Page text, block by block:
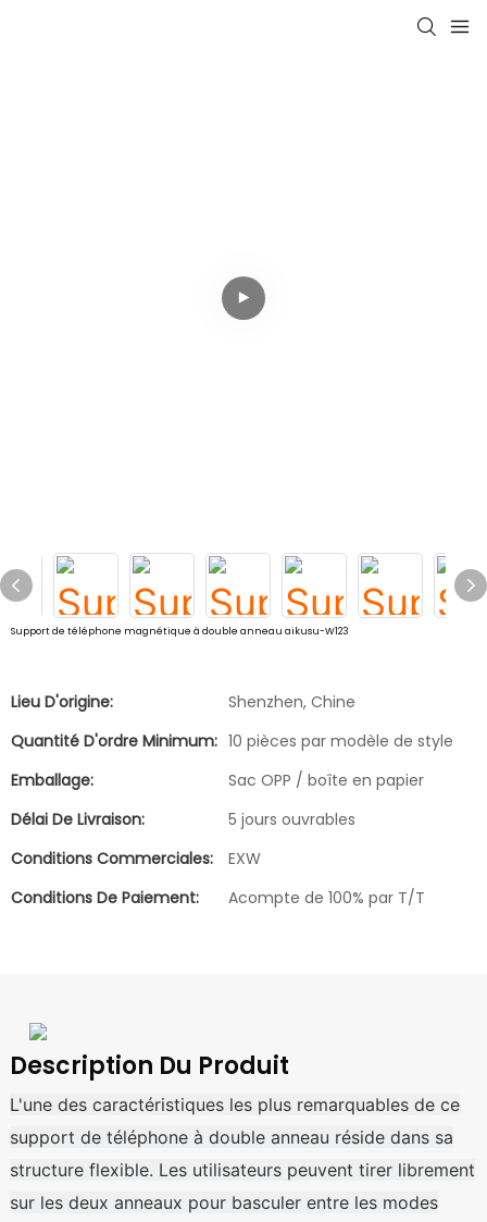
Support de téléphone magnétique à double anneau aikusu-W123
Lieu D'origine:
Shenzhen, Chine
Quantité D'ordre Minimum: 10 pièces par modèle de style
Emballage:
Sac OPP / boîte en papier
Délai De Livraison:
5 jours ouvrables
Conditions Commerciales:
EXW
Conditions De Paiement:
Acompte de 100% par T/T
Description Du Produit
L'une des caractéristiques les plus remarquables de ce
support de téléphone à double anneau réside dans sa
structure flexible. Les utilisateurs peuvent tirer librement
sur les deux anneaux pour basculer entre les modes